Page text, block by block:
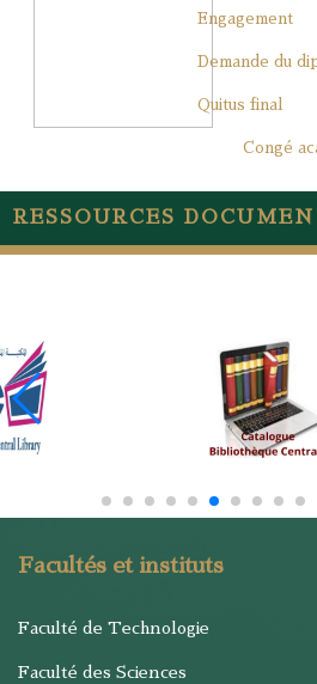
Engagement
Demande du
Quitus final
Congé
RESSOURCES
Facultés et instituts
Faculté de Technologie
Faculté des Sciences